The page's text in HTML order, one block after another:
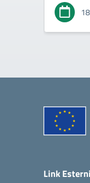
Link Esterni